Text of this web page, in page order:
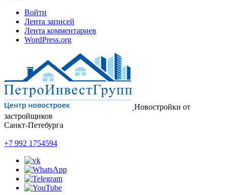
Войти
Лента записей
Лента комментариев
WordPress.org
Новостройки от
застройщиков
Санкт-Петебурга
+7 992 1754594